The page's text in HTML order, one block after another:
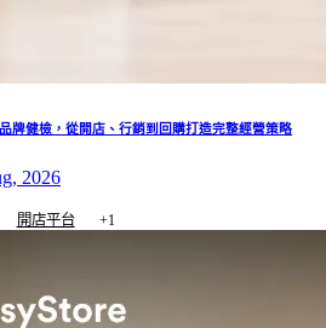
牌健檢，從開店、行銷到回購打造完整經營策略
2026
開店平台 +1